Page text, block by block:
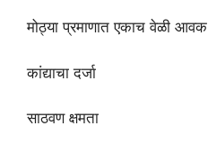
मोठ्या प्रमाणात एकाच वेळी आवक
कांद्याचा दर्जा
साठवण क्षमता